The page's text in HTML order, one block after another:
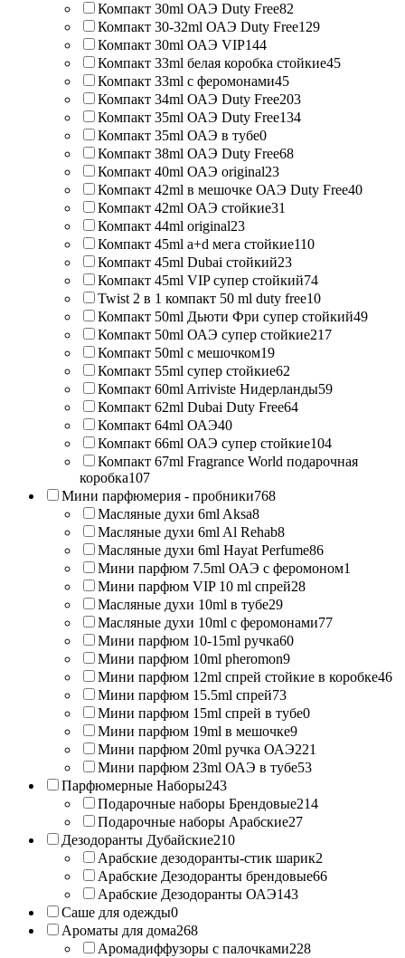
Компакт 30ml ОАЭ Duty Free82
Компакт 30-32ml ОАЭ Duty Free129
Компакт 30ml ОАЭ VIP144
Компакт 33ml белая коробка стойкие45
Компакт 33ml с феромонами45
Компакт 34ml ОАЭ Duty Free203
Компакт 35ml ОАЭ Duty Free134
Компакт 35ml ОАЭ в тубе0
Компакт 38ml ОАЭ Duty Free68
Компакт 40ml ОАЭ original23
Компакт 42ml в мешочке ОАЭ Duty Free40
Компакт 42ml ОАЭ стойкие31
Компакт 44ml original23
Компакт 45ml a+d мега стойкие110
Компакт 45ml Dubai стойкий23
Компакт 45ml VIP супер стойкий74
Twist 2 в 1 компакт 50 ml duty free10
Компакт 50ml Дьюти Фри супер стойкий49
Компакт 50ml ОАЭ супер стойкие217
Компакт 50ml с мешочком19
Компакт 55ml супер стойкие62
Компакт 60ml Arriviste Нидерланды59
Компакт 62ml Dubai Duty Free64
Компакт 64ml ОАЭ40
Компакт 66ml ОАЭ супер стойкие104
Компакт 67ml Fragrance World подарочная
коробка107
Мини парфюмерия - пробники768
Масляные духи 6ml Aksa8
Масляные духи 6ml Al Rehab8
Масляные духи 6ml Hayat Perfume86
Мини парфюм 7.5ml ОАЭ с феромоном1
Мини парфюм VIP 10 ml спрей28
Масляные духи 10ml в тубе29
Масляные духи 10ml с феромонами77
Мини парфюм 10-15ml ручка60
Мини парфюм 10ml pheromon9
Мини парфюм 12ml спрей стойкие в коробке46
Мини парфюм 15.5ml спрей73
Мини парфюм 15ml спрей в тубе0
Мини парфюм 19ml в мешочке9
Мини парфюм 20ml ручка ОАЭ221
Мини парфюм 23ml ОАЭ в тубе53
Парфюмерные Наборы243
Подарочные наборы Брендовые214
Подарочные наборы Арабские27
Дезодоранты Дубайские210
Арабские дезодоранты-стик шарик2
Арабские Дезодоранты брендовые66
Арабские Дезодоранты ОАЭ143
Саше для одежды0
Ароматы для дома268
Аромадиффузоры с палочками228